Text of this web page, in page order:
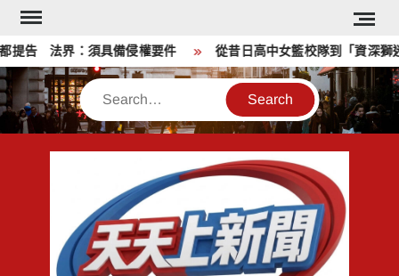
Skip
content法界：須具備侵權要件 從昔日高中女籃校隊到「資深獅迷
Search